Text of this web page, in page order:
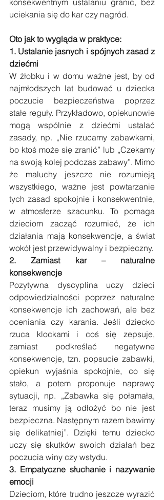
konsekwentnym ustalaniu granic, bez
uciekania się do kar czy nagród.
Oto jak to wygląda w praktyce:
1. Ustalanie jasnych i spójnych zasad z
dziećmi
W żłobku i w domu ważne jest, by od
najmłodszych lat budować u dziecka
poczucie bezpieczeństwa poprzez
stałe reguły. Przykładowo, opiekunowie
mogą wspólnie z dziećmi ustalać
zasady, np. „Nie rzucamy zabawkami,
bo ktoś może się zranić” lub „Czekamy
na swoją kolej podczas zabawy”. Mimo
że maluchy jeszcze nie rozumieją
wszystkiego, ważne jest powtarzanie
tych zasad spokojnie i konsekwentnie,
w atmosferze szacunku. To pomaga
dzieciom zacząć rozumieć, że ich
działania mają konsekwencje, a świat
wokół jest przewidywalny i bezpieczny.
2. Zamiast kar – naturalne
konsekwencje
Pozytywna dyscyplina uczy dzieci
odpowiedzialności poprzez naturalne
konsekwencje ich zachowań, ale bez
oceniania czy karania. Jeśli dziecko
rzuca klockami i coś się zepsuje,
zamiast podkreślać negatywne
konsekwencje, tzn. popsucie zabawki,
opiekun wyjaśnia spokojnie, co się
stało, a potem proponuje naprawę
sytuacji, np. „Zabawka się połamała,
teraz musimy ją odłożyć bo nie jest
bezpieczna. Następnym razem bawimy
się delikatniej”. Dzięki temu dziecko
uczy się skutków swoich działań bez
poczucia winy czy wstydu.
3. Empatyczne słuchanie i nazywanie
emocji
Dzieciom, które trudno jeszcze wyrazić